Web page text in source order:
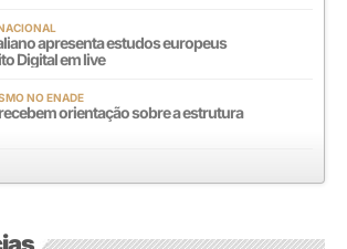
apresenta estudos europeus
Digital em live
NO ENADE
orientação sobre a estrutura